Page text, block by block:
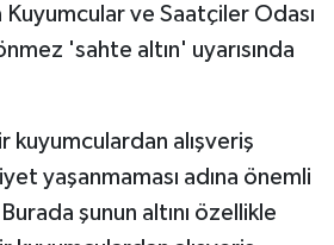
ve Saatçiler Odası
'sahte altın' uyarısında
kuyumculardan alışveriş
yaşanmaması adına önemli
şunun altını özellikle